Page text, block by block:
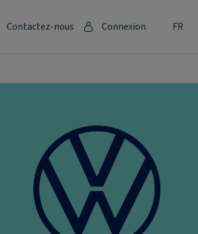
Contactez-nous Connexion FR